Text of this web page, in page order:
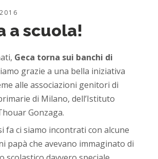
a scuola!
Geca torna sui banchi di
grazie a una bella iniziativa
alle associazioni genitori di
di Milano, dell’Istituto
Gonzaga.
fa ci siamo incontrati con alcune
papà che avevano immaginato di